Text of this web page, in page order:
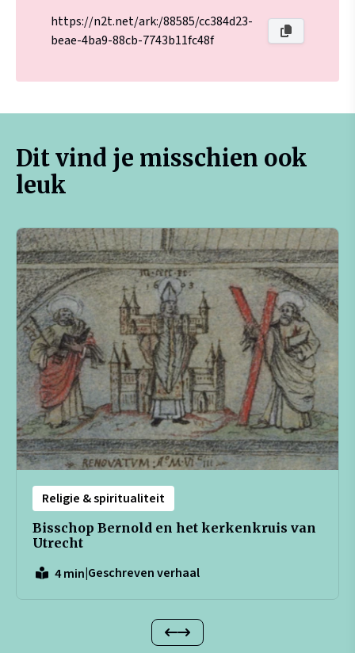
https://n2t.net/ark:/88585/cc384d23-
beae-4ba9-88cb-7743b11fc48f
Dit vind je misschien ook
leuk
Religie & spiritualiteit
Bisschop Bernold en het kerkenkruis van
Utrecht
4 min|Geschreven verhaal